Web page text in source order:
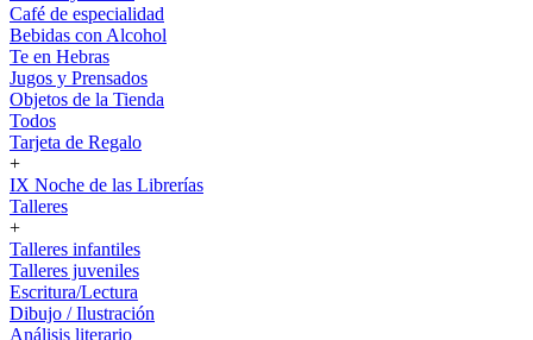
Café de especialidad
Bebidas con Alcohol
Te en Hebras
Jugos y Prensados
Objetos de la Tienda
Todos
Tarjeta de Regalo
+
IX Noche de las Librerías
Talleres
+
Talleres infantiles
Talleres juveniles
Escritura/Lectura
Dibujo / Ilustración
Análisis literario